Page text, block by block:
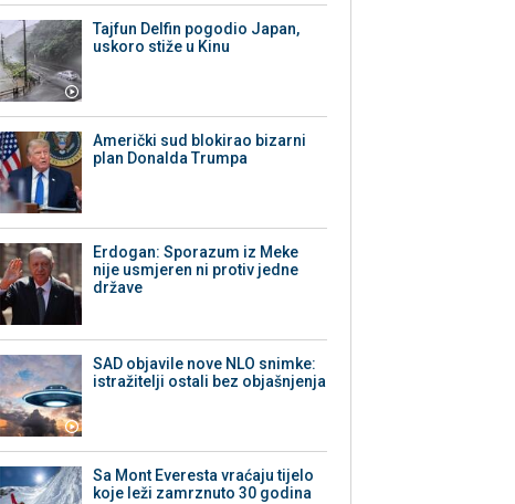
Tajfun Delfin pogodio Japan,
uskoro stiže u Kinu
Američki sud blokirao bizarni
plan Donalda Trumpa
Erdogan: Sporazum iz Meke
nije usmjeren ni protiv jedne
države
SAD objavile nove NLO snimke:
istražitelji ostali bez objašnjenja
Sa Mont Everesta vraćaju tijelo
koje leži zamrznuto 30 godina